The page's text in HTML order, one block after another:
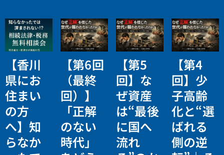
【香川
県にお
住まい
の方
へ】知
らなか
【第6回
（最終
回）】
「正解
のない
時代」
【第5
回】な
ぜ資産
は“最後
に国へ
流れ
【第4
回】少
子高齢
化と“選
ばれる
側の逆